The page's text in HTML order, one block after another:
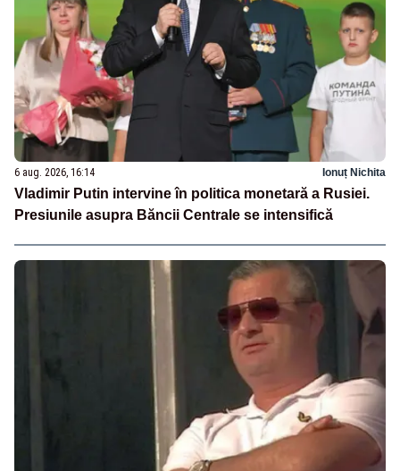
6 aug. 2026, 16:14 Ionuț Nichita
Vladimir Putin intervine în politica monetară a Rusiei.
Presiunile asupra Băncii Centrale se intensifică